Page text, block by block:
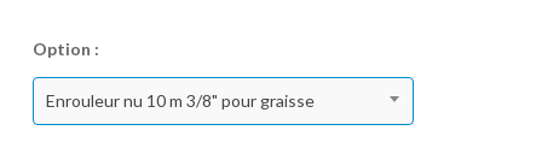
Option :
Enrouleur nu 10 m 3/8" pour graisse